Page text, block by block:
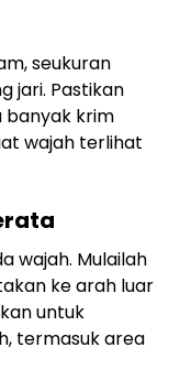
seukuran
jari. Pastikan
banyak krim
wajah terlihat
wajah. Mulailah
ke arah luar
untuk
termasuk area